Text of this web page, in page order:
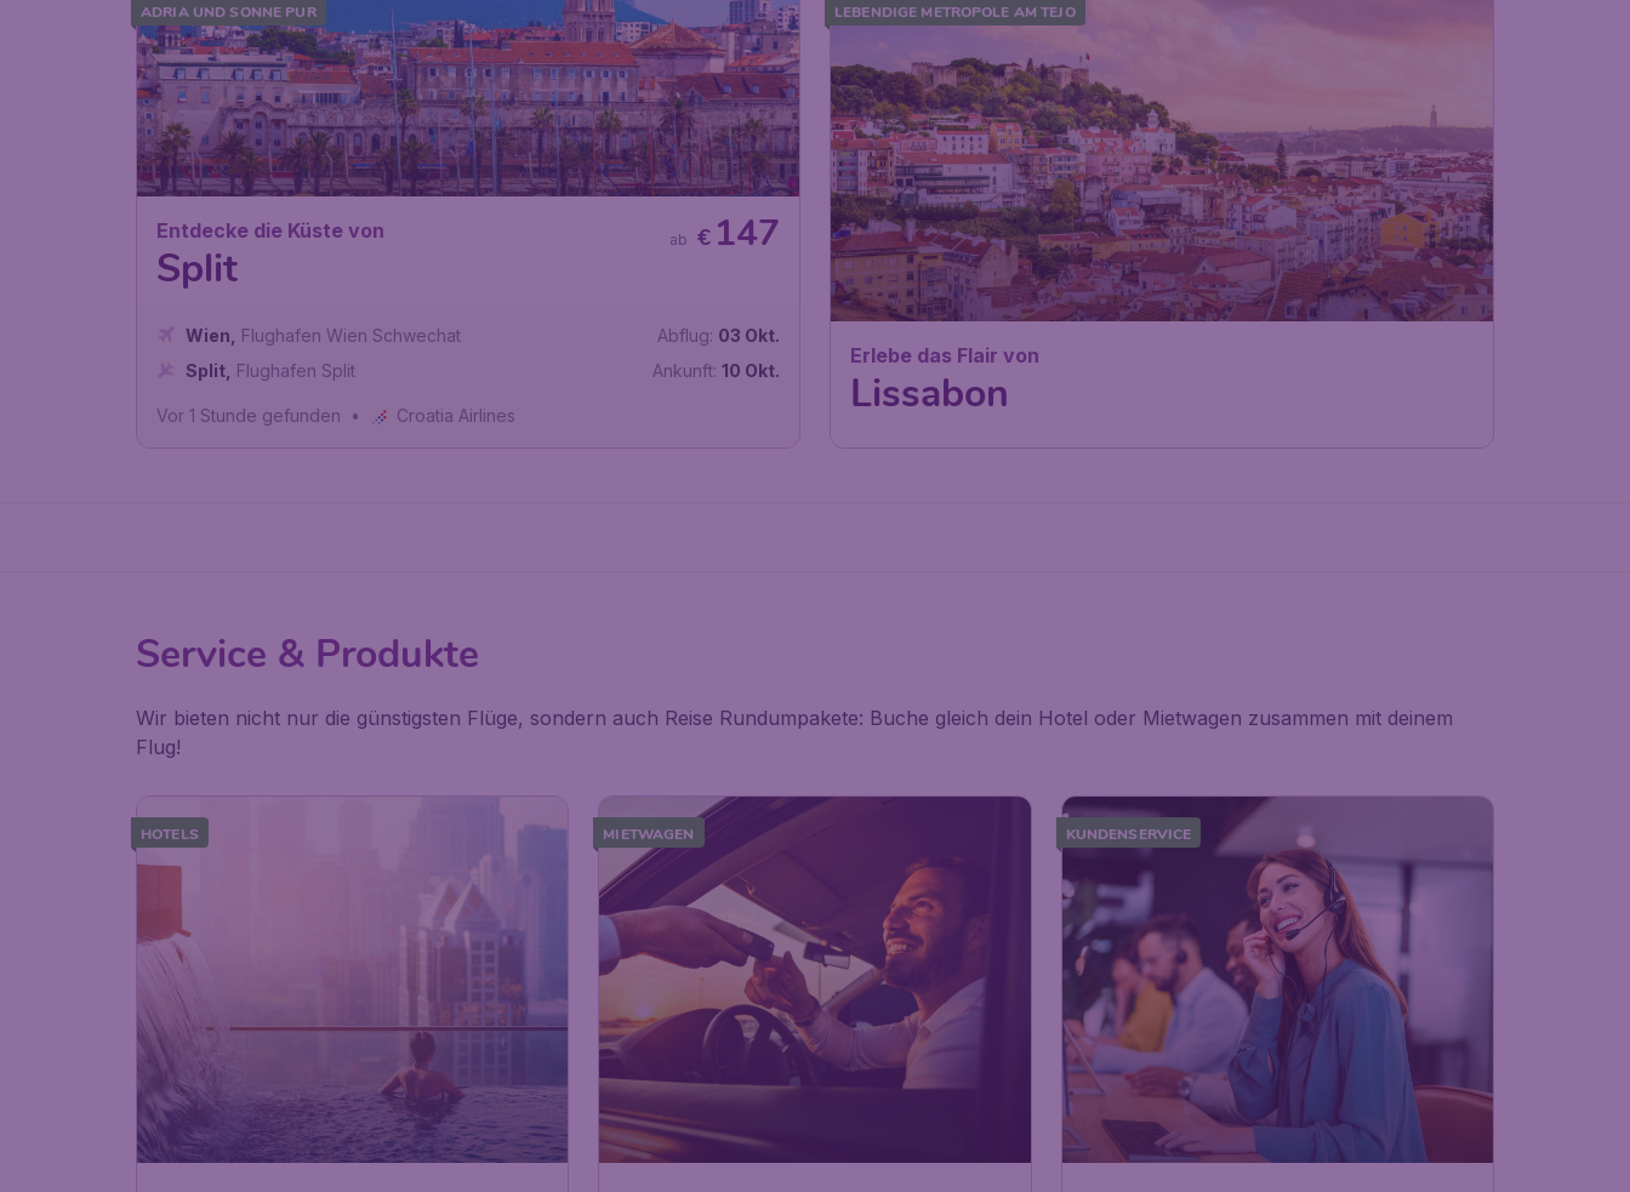
ADRIA UND SONNE PUR
Entdecke die Küste von
Split
€ 147
ab
Wien
Flughafen Wien Schwechat
Split Flughafen Split
Abflug: 03 Okt.
Ankunft: 10 Okt.
Vor 1 Stunde gefunden • Croatia Airlines
LEBENDIGE METROPOLE AM TEJO
Erlebe das Flair von
Lissabon
€93
ab
Service & Produkte
Wir bieten nicht nur die günstigsten Flüge, sondern auch Reise Rundumpakete: Buche gleich dein Hotel oder Mietwagen zusammen mit deinem
Flug!
HOTELS MIETWAGEN KUNDENSERVICE